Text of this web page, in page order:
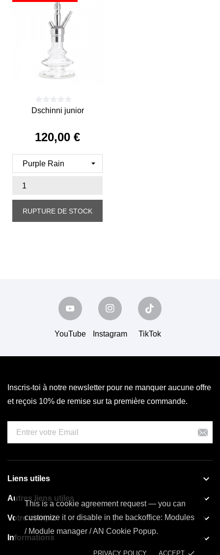
This is a cookie agreement request — you can
customize it or disable in the backoffice: Modules
/ Module manager / AN Cookie Popup.
PRIVACY POLICY ACCEPT done
Dschinni junior
120,00 €
RUPTURE DE STOCK
YouTube Instagram TikTok
Inscris-toi à notre newsletter pour ne manquer aucune offre
et reçois 10% de remise sur ta première commande.
Liens utiles 
Autres liens utiles 
Votre compte 
Informations 